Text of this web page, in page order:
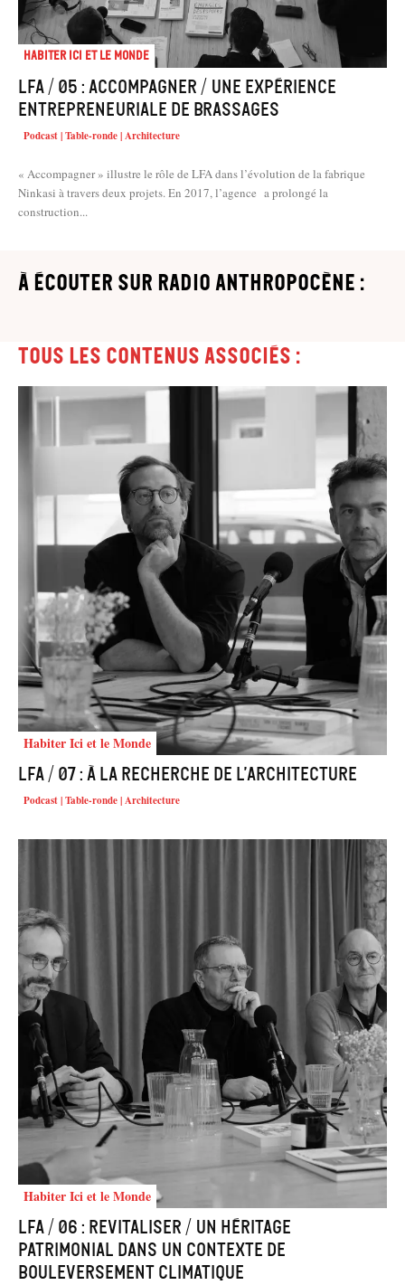
Habiter Ici et le Monde
LFA / 05 : Accompagner / Une expérience
entrepreneuriale de brassages
Podcast | Table-ronde | Architecture
« Accompagner » illustre le rôle de LFA dans l’évolution de la fabrique
Ninkasi à travers deux projets. En 2017, l’agence a prolongé la
construction...
à écouter sur Radio Anthropocène :
Tous les contenus associés :
Habiter Ici et le Monde
LFA / 07 : À la recherche de l’architecture
Podcast | Table-ronde | Architecture
Habiter Ici et le Monde
LFA / 06 : Revitaliser / Un héritage
patrimonial dans un contexte de
bouleversement climatique